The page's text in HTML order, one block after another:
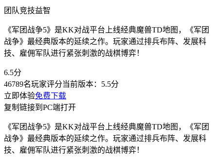
团队竞技益智
《军团战争5》是KK对战平台上线经典魔兽TD地图，《军团
战争》最经典版本的延续之作。玩家通过排兵布阵、发展科
技、雇佣军队进行紧张刺激的战棋博弈！
6.5分
46789名玩家评分当前版本： 5.5分
立即体验免费下载
复制链接到PC端打开
《军团战争5》是KK对战平台上线经典魔兽TD地图，《军团
战争》最经典版本的延续之作。玩家通过排兵布阵、发展科
技、雇佣军队进行紧张刺激的战棋博弈！